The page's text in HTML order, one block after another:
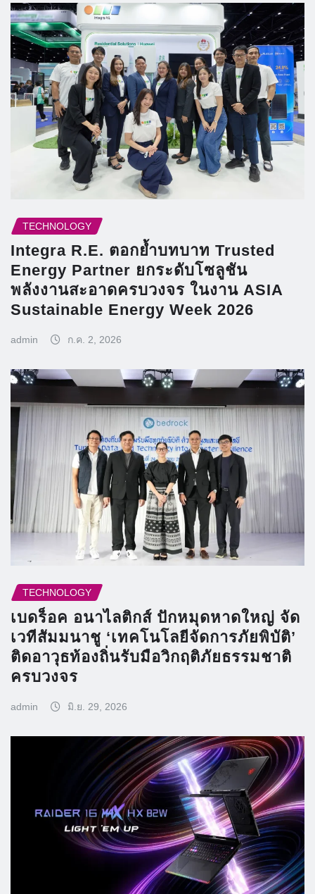
TECHNOLOGY
Integra R.E. ตอกย้ำบทบาท Trusted
Energy Partner ยกระดับโซลูชัน
พลังงานสะอาดครบวงจร ในงาน ASIA
Sustainable Energy Week 2026
admin ก.ค. 2, 2026
TECHNOLOGY
เบดร็อค อนาไลติกส์ ปักหมุดหาดใหญ่ จัด
เวทีสัมมนาชู ‘เทคโนโลยีจัดการภัยพิบัติ’
ติดอาวุธท้องถิ่นรับมือวิกฤติภัยธรรมชาติ
ครบวงจร
admin มิ.ย. 29, 2026